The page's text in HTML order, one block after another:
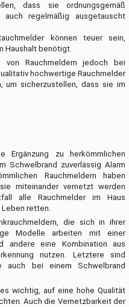
dass sie ordnungsgemäß
regelmäßig ausgetauscht
können teuer sein,
Haushalt benötigt.
von Rauchmeldern jedoch bei
hochwertige Rauchmelder
um sicherzustellen, dass sie im
Ergänzung zu herkömmlichen
Schwelbrand zuverlässig Alarm
Rauchmeldern haben
miteinander vernetzt werden
alle Rauchmelder im Haus
retten.
die sich in ihrer
Modelle arbeiten mit einer
andere eine Kombination aus
nutzen. Letztere sind
auch bei einem Schwelbrand
wichtig, auf eine hohe Qualität
Auch die Vernetzbarkeit der